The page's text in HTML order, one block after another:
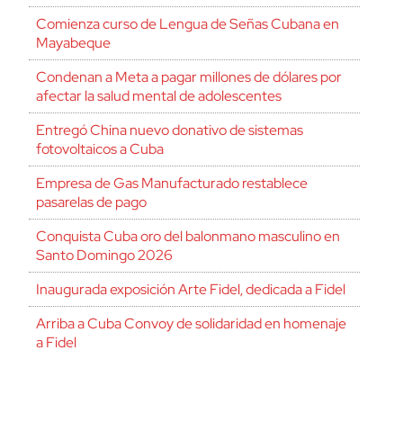
Comienza curso de Lengua de Señas Cubana en
Mayabeque
Condenan a Meta a pagar millones de dólares por
afectar la salud mental de adolescentes
Entregó China nuevo donativo de sistemas
fotovoltaicos a Cuba
Empresa de Gas Manufacturado restablece
pasarelas de pago
Conquista Cuba oro del balonmano masculino en
Santo Domingo 2026
Inaugurada exposición Arte Fidel, dedicada a Fidel
Arriba a Cuba Convoy de solidaridad en homenaje
a Fidel